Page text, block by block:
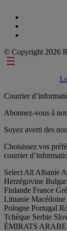
© Copyright 2026
Footer links
Courrier
Abonnez-vous à
Soyez averti des
Choisissez vos
courrier
Select All Albanie
Herzégovine
Finlande France
Lituanie Macédoine
Pologne Portugal
Tchèque Serbie
ÉMIRATS